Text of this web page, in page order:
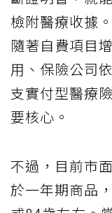
檢附醫療收據
隨著自費項目
用、保險公司
支實付型醫療
要核心。
不過，目前市
於一年期商品